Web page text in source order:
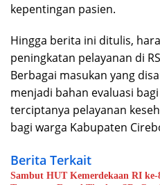
kepentingan pasien.
Hingga berita ini ditulis,
peningkatan pelayanan di
Berbagai masukan yang
menjadi bahan evaluasi
terciptanya pelayanan
bagi warga Kabupaten
Berita Terkait
Sambut HUT Kemerdekaan RI